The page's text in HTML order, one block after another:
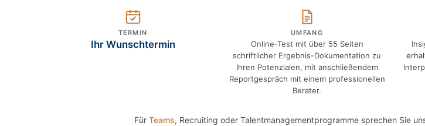
TERMIN
Ihr Wunschtermin
UMFANG
Online-Test mit über 55 Seiten
schriftlicher Ergebnis-Dokumentation zu
Ihren Potenzialen, mit anschließendem
Reportgespräch mit einem professionellen
Berater.
Für Teams, Recruiting oder Talentmanagementprogramme sprechen Sie